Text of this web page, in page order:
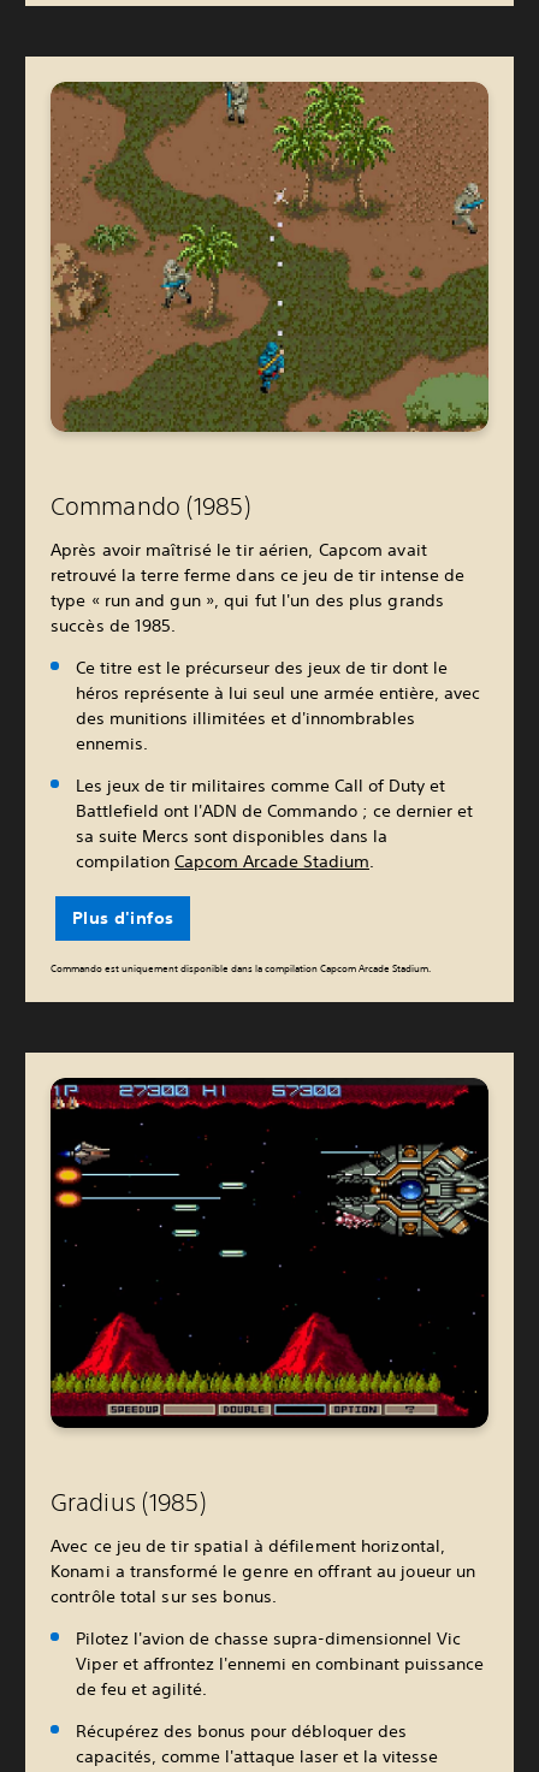
Commando (1985)
Après avoir maîtrisé le tir aérien, Capcom avait
retrouvé la terre ferme dans ce jeu de tir intense de
type « run and gun », qui fut l'un des plus grands
succès de 1985.
Ce titre est le précurseur des jeux de tir dont le
héros représente à lui seul une armée entière, avec
des munitions illimitées et d'innombrables
ennemis.
Les jeux de tir militaires comme Call of Duty et
Battlefield ont l'ADN de Commando ; ce dernier et
sa suite Mercs sont disponibles dans la
compilation Capcom Arcade Stadium.
Plus d'infos
Commando est uniquement disponible dans la compilation Capcom Arcade Stadium.
Gradius (1985)
Avec ce jeu de tir spatial à défilement horizontal,
Konami a transformé le genre en offrant au joueur un
contrôle total sur ses bonus.
Pilotez l'avion de chasse supra-dimensionnel Vic
Viper et affrontez l'ennemi en combinant puissance
de feu et agilité.
Récupérez des bonus pour débloquer des
capacités, comme l'attaque laser et la vitesse